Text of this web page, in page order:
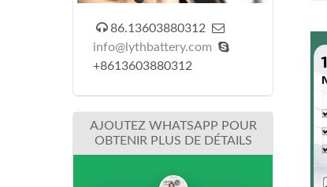
 86.13603880312 
info@lythbattery.com 
+8613603880312
AJOUTEZ WHATSAPP POUR
OBTENIR PLUS DE DÉTAILS